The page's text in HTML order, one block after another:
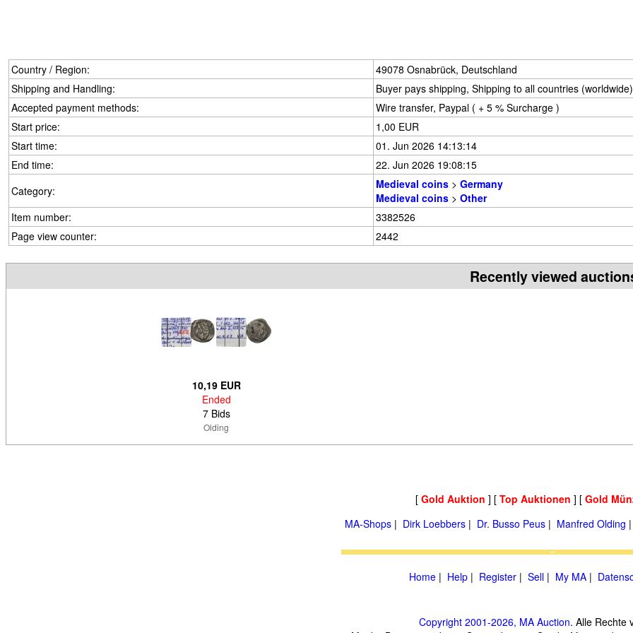
Country / Region:
49078 Osnabrück, Deutschland
Shipping and Handling:
Buyer pays shipping, Shipping to all countries (worldwide)
Accepted payment methods:
Wire transfer, Paypal ( + 5 % Surcharge )
Start price:
1,00 EUR
Start time:
01. Jun 2026 14:13:14
End time:
22. Jun 2026 19:08:15
Category:
Medieval coins > Germany
Medieval coins > Other
Item number:
3382526
Page view counter:
2442
Recently viewed
10,19 EUR
Ended
7 Bids
Olding
[ Gold Auktion ] [ Top Auktionen ] [ Gold
MA-Shops| Dirk Loebbers| Dr. Busso Peus| Manfred Olding
Home| Help| Register| Sell| My MA|
Copyright 2001-2026, MA Auction. Alle Rechte